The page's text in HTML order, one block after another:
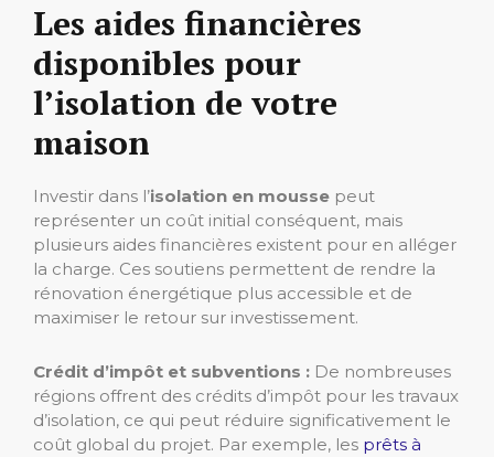
Les aides financières
disponibles pour
l’isolation de votre
maison
Investir dans l’isolation en mousse peut
représenter un coût initial conséquent, mais
plusieurs aides financières existent pour en alléger
la charge. Ces soutiens permettent de rendre la
rénovation énergétique plus accessible et de
maximiser le retour sur investissement.
Crédit d’impôt et subventions : De nombreuses
régions offrent des crédits d’impôt pour les travaux
d’isolation, ce qui peut réduire significativement le
coût global du projet. Par exemple, les prêts à